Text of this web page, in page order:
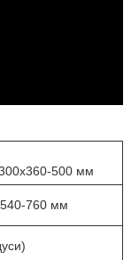
500 мм
760 мм